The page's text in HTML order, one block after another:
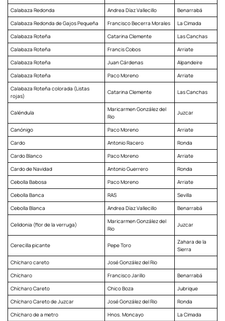
Calabaza Redonda
Andrea Díaz Vallecillo
Benarrabá
Calabaza Redonda de Gajos Pequeña
Francisco Becerra Morales
La Cimada
Calabaza Roteña
Catarina Clemente
Las Canchas
Calabaza Roteña
Francis Cobos
Arriate
Calabaza Roteña
Juan Cárdenas
Alpandeire
Calabaza Roteña
Paco Moreno
Arriate
Calabaza Roteña colorada (Listas
rojas)
Catarina Clemente Las Canchas
Caléndula
Maricarmen González del
Rio
Juzcar
Canónigo Paco Moreno
Arriate
Cardo
Antonio Racero
Ronda
Cardo Blanco
Paco Moreno
Arriate
Cardo de Navidad
Antonio Guerrero
Ronda
Cebolla Babosa
Paco Moreno
Arriate
Cebolla Banca
RAS
Sevilla
Cebolla Blanca
Andrea Díaz Vallecillo Benarrabá
Celidonia (flor de la verruga)
Maricarmen González del
Rio
Juzcar
Cerecilla picante Pepe Toro
Zahara de la
Sierra
Chícharo careto
José González del Rio
Chícharo
Francisco Jarillo
Benarrabá
Chícharo Careto
Chico Boza
Jubrique
Chícharo Careto de Juzcar
José González del Rio
Ronda
Chícharo de a metro
Hnos. Moncayo
La Cimada